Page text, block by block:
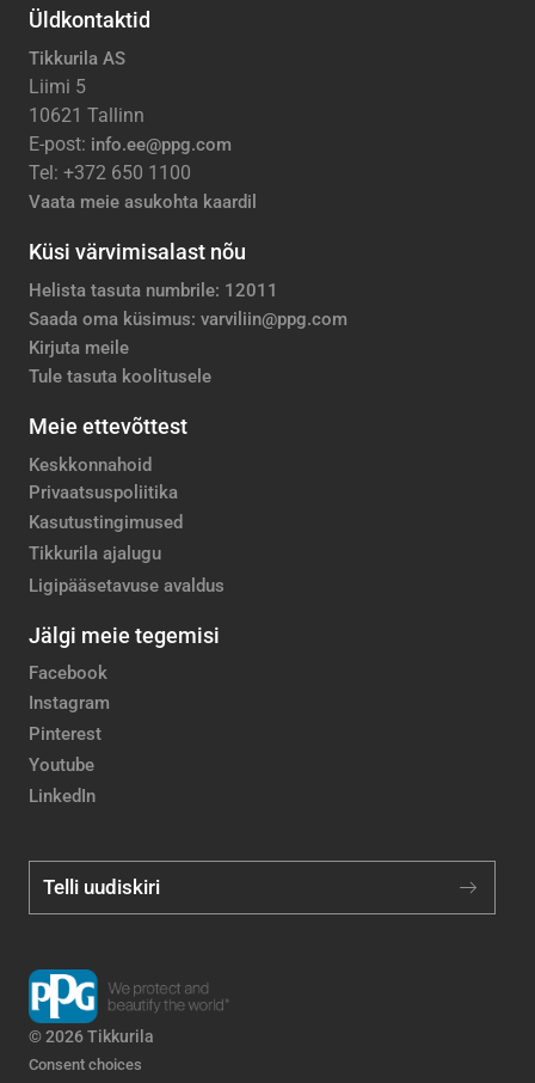
Üldkontaktid
Tikkurila AS
Liimi 5
10621 Tallinn
E-post: info.ee@ppg.com
Tel: +372 650 1100
Vaata meie asukohta kaardil
Küsi värvimisalast nõu
Helista tasuta numbrile: 12011
Saada oma küsimus: varviliin@ppg.com
Kirjuta meile
Tule tasuta koolitusele
Meie ettevõttest
Keskkonnahoid
Privaatsuspoliitika
Kasutustingimused
Tikkurila ajalugu
Ligipääsetavuse avaldus
Jälgi meie tegemisi
Facebook
Instagram
Pinterest
Youtube
LinkedIn
Telli uudiskiri
© 2026 Tikkurila
Consent choices